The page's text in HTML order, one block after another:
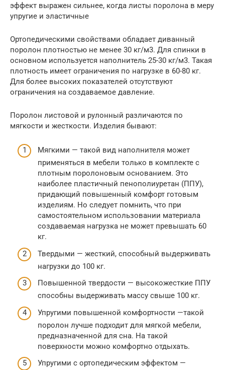
эффект выражен сильнее, когда листы поролона в меру
упругие и эластичные
Ортопедическими свойствами обладает диванный
поролон плотностью не менее 30 кг/м3. Для спинки в
основном используется наполнитель 25-30 кг/м3. Такая
плотность имеет ограничения по нагрузке в 60-80 кг.
Для более высоких показателей отсутствуют
ограничения на создаваемое давление.
Поролон листовой и рулонный различаются по
мягкости и жесткости. Изделия бывают:
Мягкими — такой вид наполнителя может
применяться в мебели только в комплекте с
плотным поролоновым основанием. Это
наиболее пластичный пенополиуретан (ППУ),
придающий повышенный комфорт готовым
изделиям. Но следует помнить, что при
самостоятельном использовании материала
создаваемая нагрузка не может превышать 60
кг.
Твердыми — жесткий, способный выдерживать
нагрузки до 100 кг.
Повышенной твердости — высокожесткие ППУ
способны выдерживать массу свыше 100 кг.
Упругими повышенной комфортности —такой
поролон лучше подходит для мягкой мебели,
предназначенной для сна. На такой
поверхности можно комфортно отдыхать.
Упругими с ортопедическим эффектом —